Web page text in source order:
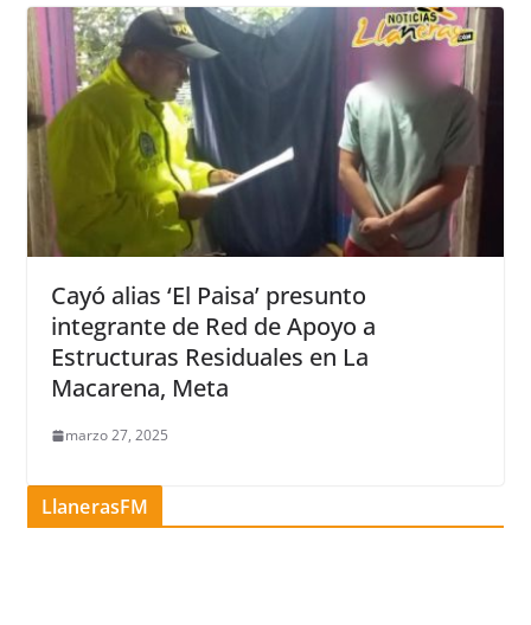
Cayó alias ‘El Paisa’ presunto
integrante de Red de Apoyo a
Estructuras Residuales en La
Macarena, Meta
marzo 27, 2025
LlanerasFM